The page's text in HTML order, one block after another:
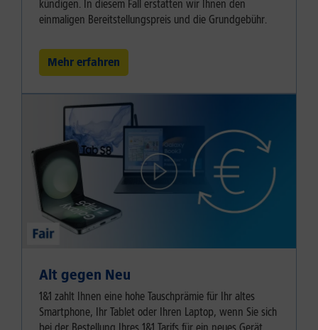
kündigen. In diesem Fall erstatten wir Ihnen den
einmaligen Bereitstellungspreis und die Grundgebühr.
Mehr erfahren
Alt gegen Neu
1&1 zahlt Ihnen eine hohe Tauschprämie für Ihr altes
Smartphone, Ihr Tablet oder Ihren Laptop, wenn Sie sich